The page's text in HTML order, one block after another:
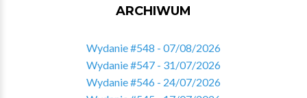
ARCHIWUM
Wydanie #548 - 07/08/2026
Wydanie #547 - 31/07/2026
Wydanie #546 - 24/07/2026